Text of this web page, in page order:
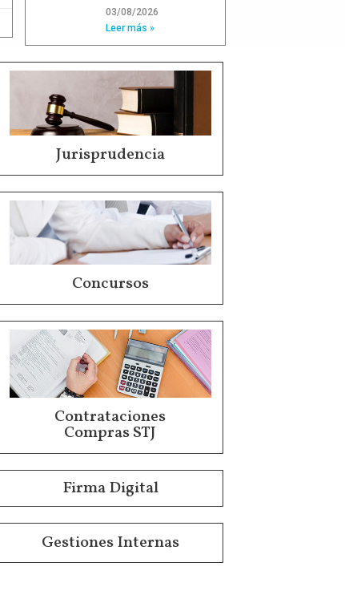
03/08/2026
Leer más »
Jurisprudencia
Concursos
Contrataciones
Compras STJ
Firma Digital
Gestiones Internas